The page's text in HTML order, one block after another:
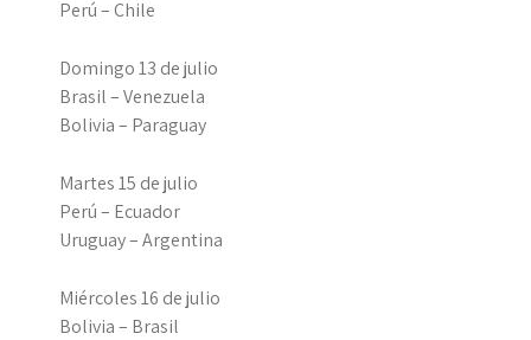
Perú – Chile
Domingo 13 de julio
Brasil – Venezuela
Bolivia – Paraguay
Martes 15 de julio
Perú – Ecuador
Uruguay – Argentina
Miércoles 16 de julio
Bolivia – Brasil